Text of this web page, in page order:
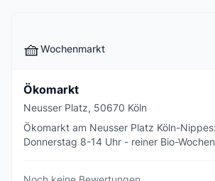
🧺Wochenmarkt
Ökomarkt
Neusser Platz, 50670 Köln
Ökomarkt am Neusser Platz Köln-
Donnerstag 8-14 Uhr - reiner Bio-